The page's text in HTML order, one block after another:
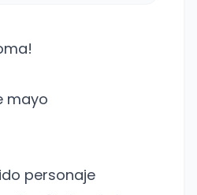
mayo
personaje